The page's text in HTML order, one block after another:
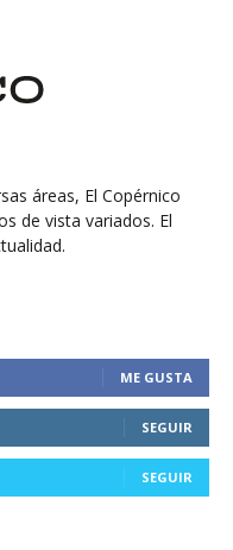
áreas, El Copérnico
de vista variados. El
ME GUSTA
SEGUIR
SEGUIR